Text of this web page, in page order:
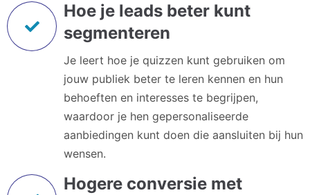
Hoe je leads beter kunt
segmenteren
Je leert hoe je quizzen kunt gebruiken om
jouw publiek beter te leren kennen en hun
behoeften en interesses te begrijpen,
waardoor je hen gepersonaliseerde
aanbiedingen kunt doen die aansluiten bij hun
wensen.
Hogere conversie met